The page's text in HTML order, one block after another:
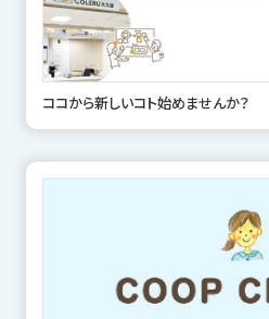
ココから新しいコト始めませんか？